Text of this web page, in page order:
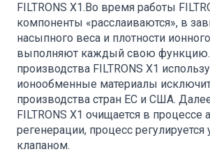
FILTRONS X1.Во время работы
компоненты «расслаиваются», в
насыпного веса и плотности
выполняют каждый свою
производства FILTRONS X1
ионообменные материалы
производства стран ЕС и США.
FILTRONS X1 очищается в процессе
регенерации, процесс
клапаном.